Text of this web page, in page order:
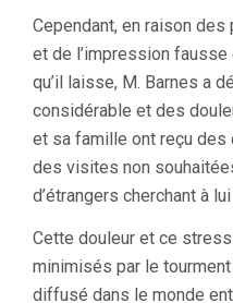
Cependant, en raison
et de l’impression
qu’il laisse, M. Barnes a
considérable et des
et sa famille ont reçu des
des visites non
d’étrangers cherchant à
Cette douleur et ce
minimisés par le
diffusé dans le monde